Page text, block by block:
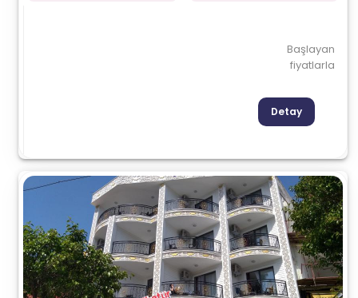
Başlayan
fiyatlarla
Detay